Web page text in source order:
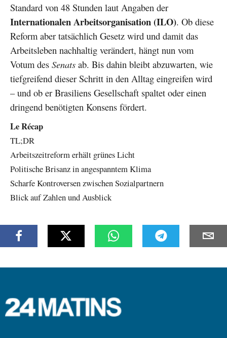
Standard von 48 Stunden laut Angaben der
Internationalen Arbeitsorganisation (ILO). Ob diese
Reform aber tatsächlich Gesetz wird und damit das
Arbeitsleben nachhaltig verändert, hängt nun vom
Votum des Senats ab. Bis dahin bleibt abzuwarten, wie
tiefgreifend dieser Schritt in den Alltag eingreifen wird
– und ob er Brasiliens Gesellschaft spaltet oder einen
dringend benötigten Konsens fördert.
Le Récap
TL;DR
Arbeitszeitreform erhält grünes Licht
Politische Brisanz in angespanntem Klima
Scharfe Kontroversen zwischen Sozialpartnern
Blick auf Zahlen und Ausblick